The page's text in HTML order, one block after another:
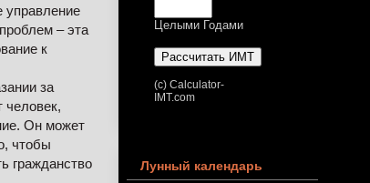
управление
– эта
к
за
человек,
Он может
чтобы
гражданство
Целыми Годами
(c) Calculator-
IMT.com
Лунный календарь